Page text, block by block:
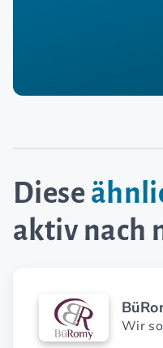
Diese
aktiv nach
Wir